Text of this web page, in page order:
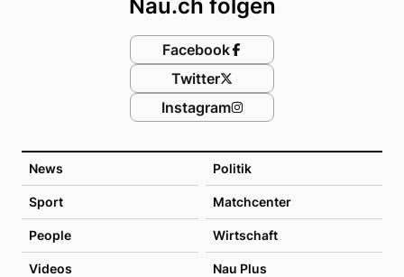
News Politik
Sport Matchcenter
People Wirtschaft
Videos Nau Plus
Nau.ch folgen
Facebook
Twitter
Instagram